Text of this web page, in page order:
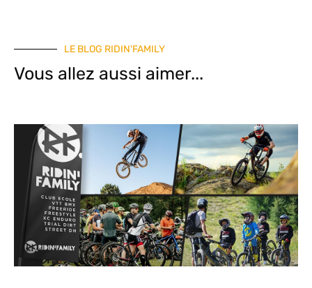
LE BLOG RIDIN'FAMILY
Vous allez aussi aimer...